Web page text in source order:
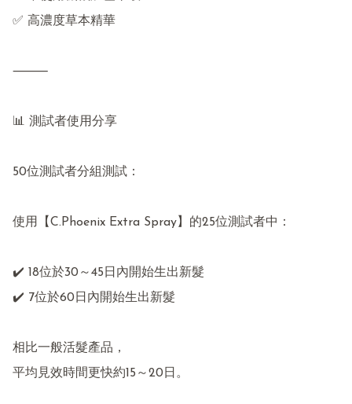
✅ 高濃度草本精華
⸻
📊 測試者使用分享
50位測試者分組測試：
使用【C.Phoenix Extra Spray】的25位測試者中：
✔️ 18位於30～45日內開始生出新髮
✔️ 7位於60日內開始生出新髮
相比一般活髮產品，
平均見效時間更快約15～20日。